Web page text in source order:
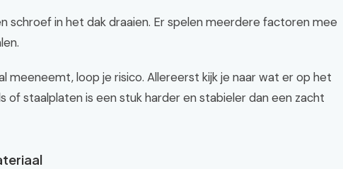
schroef in het dak draaien. Er spelen meerdere factoren mee
meeneemt, loop je risico. Allereerst kijk je naar wat er op het
of staalplaten is een stuk harder en stabieler dan een zacht